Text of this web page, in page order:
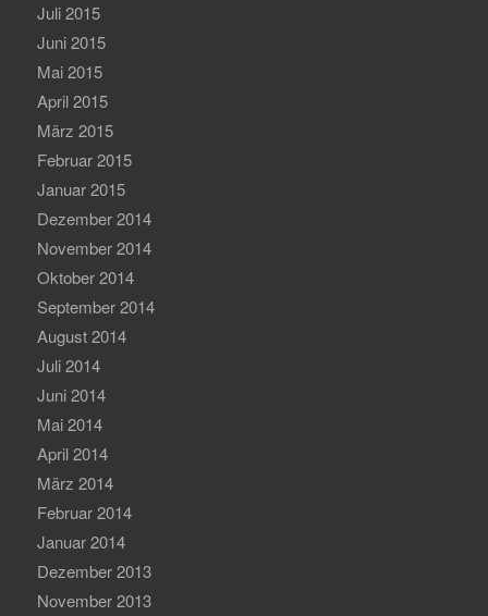
Juli 2015
Juni 2015
Mai 2015
April 2015
März 2015
Februar 2015
Januar 2015
Dezember 2014
November 2014
Oktober 2014
September 2014
August 2014
Juli 2014
Juni 2014
Mai 2014
April 2014
März 2014
Februar 2014
Januar 2014
Dezember 2013
November 2013